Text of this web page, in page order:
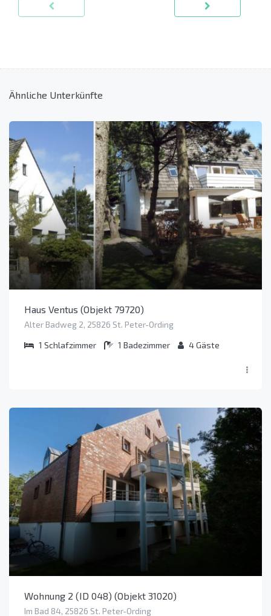
Ähnliche Unterkünfte
Haus Ventus (Objekt 79720)
Alter Badweg 2, 25826 St. Peter-Ording
1 Schlafzimmer 1 Badezimmer 4Gäste
Wohnung 2 (ID 048) (Objekt 31020)
Im Bad 84, 25826 St. Peter-Ording